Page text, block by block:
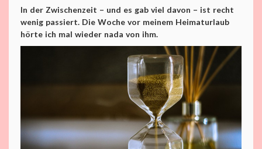
In der Zwischenzeit – und es gab viel davon – ist recht
wenig passiert. Die Woche vor meinem Heimaturlaub
hörte ich mal wieder nada von ihm.